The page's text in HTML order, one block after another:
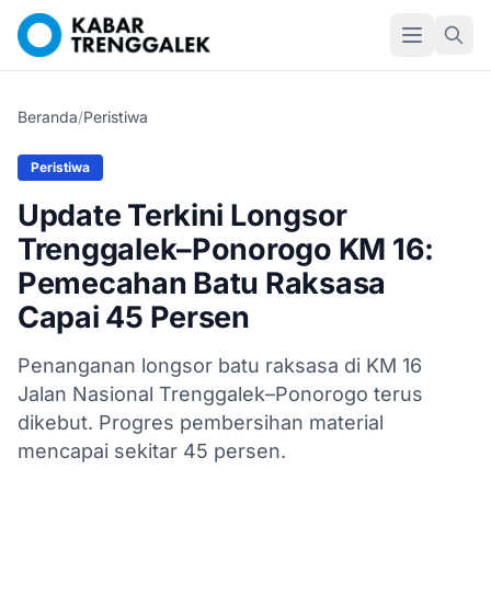
Beranda/Peristiwa
Peristiwa
Update Terkini Longsor
Trenggalek–Ponorogo KM 16:
Pemecahan Batu Raksasa
Capai 45 Persen
Penanganan longsor batu raksasa di KM 16
Jalan Nasional Trenggalek–Ponorogo terus
dikebut. Progres pembersihan material
mencapai sekitar 45 persen.